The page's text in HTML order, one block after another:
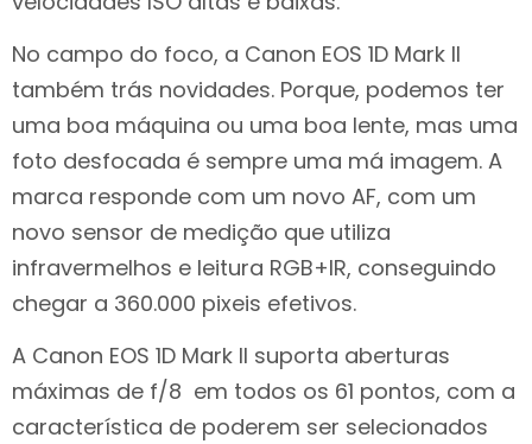
No campo do foco, a Canon EOS 1D Mark II
também trás novidades. Porque, podemos ter
uma boa máquina ou uma boa lente, mas uma
foto desfocada é sempre uma má imagem. A
marca responde com um novo AF, com um
novo sensor de medição que utiliza
infravermelhos e leitura RGB+IR, conseguindo
chegar a 360.000 pixeis efetivos.
A Canon EOS 1D Mark II suporta aberturas
máximas de f/8 em todos os 61 pontos, com a
característica de poderem ser selecionados